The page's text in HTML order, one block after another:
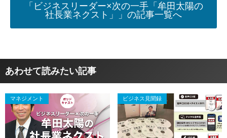
「ビジネスリーダー×次の一手「牟田太陽の
社長業ネクスト」」の記事一覧へ
あわせて読みたい記事
マネジメント ビジネス見聞録